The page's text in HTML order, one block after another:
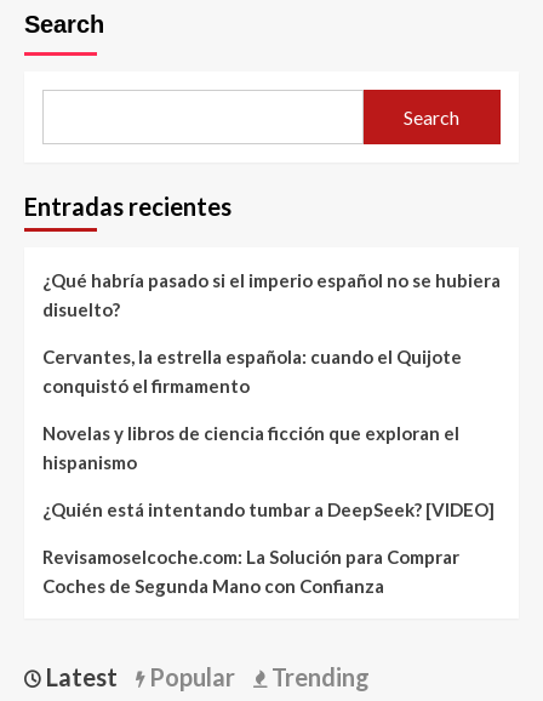
Search
Search
Entradas recientes
¿Qué habría pasado si el imperio español no se hubiera
disuelto?
Cervantes, la estrella española: cuando el Quijote
conquistó el firmamento
Novelas y libros de ciencia ficción que exploran el
hispanismo
¿Quién está intentando tumbar a DeepSeek? [VIDEO]
Revisamoselcoche.com: La Solución para Comprar
Coches de Segunda Mano con Confianza
Latest Popular Trending